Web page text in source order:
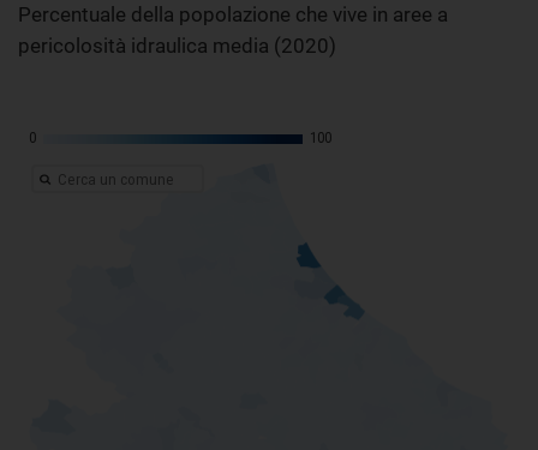
Percentuale della popolazione che vive in aree a
pericolosità idraulica media (2020)